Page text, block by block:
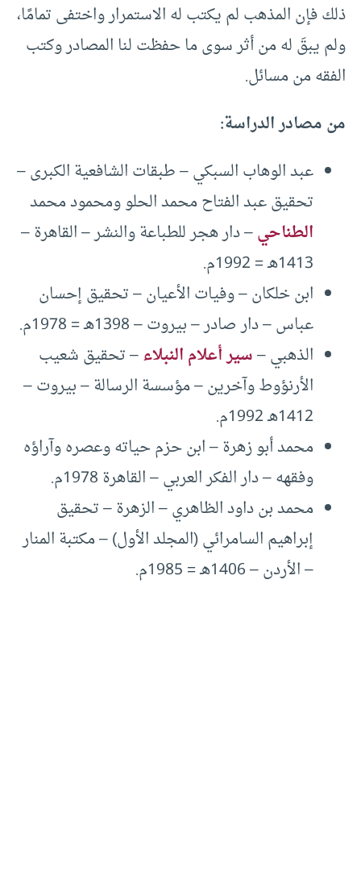
ذلك فإن المذهب لم يكتب له الاستمرار واختفى تمامًا،
ولم يبقَ له من أثر سوى ما حفظت لنا المصادر وكتب
الفقه من مسائل.
من مصادر الدراسة:
عبد الوهاب السبكي – طبقات الشافعية الكبرى –
تحقيق عبد الفتاح محمد الحلو ومحمود محمد
الطناحي– دار هجر للطباعة والنشر – القاهرة –
1413هـ = 1992م.
ابن خلكان – وفيات الأعيان – تحقيق إحسان
عباس – دار صادر – بيروت – 1398هـ = 1978م.
الذهبي –سير أعلام النبلاء– تحقيق شعيب
الأرنؤوط وآخرين – مؤسسة الرسالة – بيروت –
1412هـ 1992م.
محمد أبو زهرة – ابن حزم حياته وعصره وآراؤه
وفقهه – دار الفكر العربي – القاهرة 1978م.
محمد بن داود الظاهري – الزهرة – تحقيق
إبراهيم السامرائي (المجلد الأول) – مكتبة المنار
– الأردن – 1406هـ = 1985م.